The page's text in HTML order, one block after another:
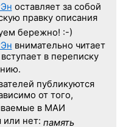
оставляет за собой
правку описания
бережно! :-)
внимательно читает
в переписку
публикуются
от того,
в МАИ
или нет: память